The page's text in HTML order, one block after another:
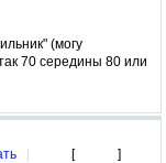
(могу
70 середины 80 или
| [
]